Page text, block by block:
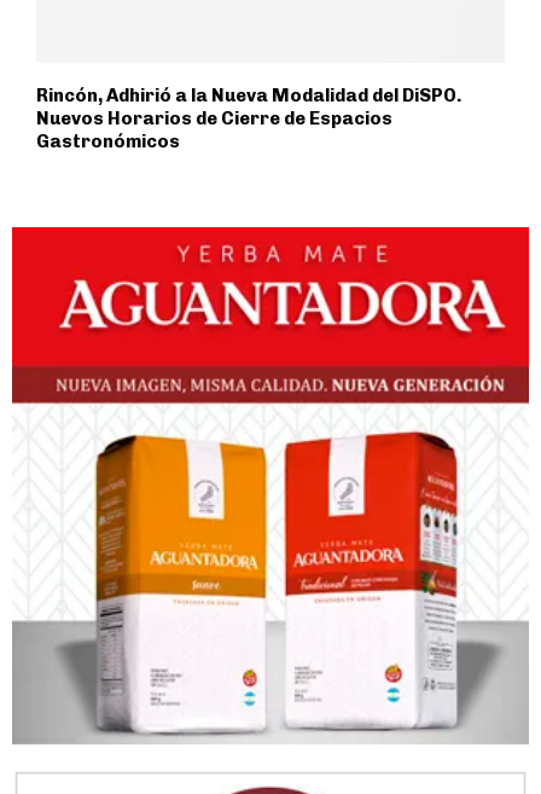
Rincón, Adhirió a la Nueva Modalidad del DiSPO.
Nuevos Horarios de Cierre de Espacios
Gastronómicos